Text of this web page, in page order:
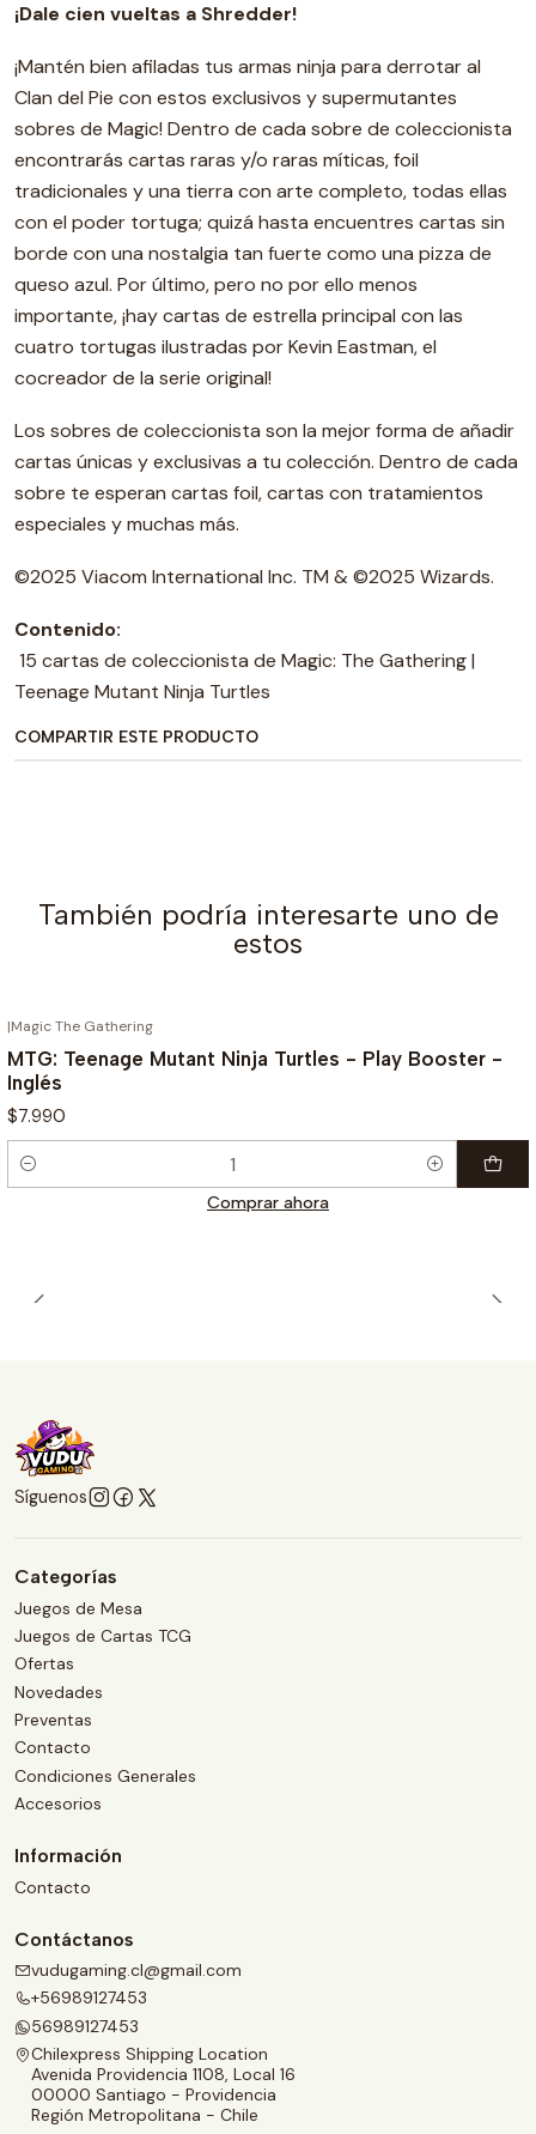
¡Dale cien vueltas a Shredder!
¡Mantén bien afiladas tus armas ninja para derrotar al
Clan del Pie con estos exclusivos y supermutantes
sobres de Magic! Dentro de cada sobre de coleccionista
encontrarás cartas raras y/o raras míticas, foil
tradicionales y una tierra con arte completo, todas ellas
con el poder tortuga; quizá hasta encuentres cartas sin
borde con una nostalgia tan fuerte como una pizza de
queso azul. Por último, pero no por ello menos
importante, ¡hay cartas de estrella principal con las
cuatro tortugas ilustradas por Kevin Eastman, el
cocreador de la serie original!
Los sobres de coleccionista son la mejor forma de añadir
cartas únicas y exclusivas a tu colección. Dentro de cada
sobre te esperan cartas foil, cartas con tratamientos
especiales y muchas más.
©2025 Viacom International Inc. TM & ©2025 Wizards.
Contenido:
15 cartas de coleccionista de Magic: The Gathering |
Teenage Mutant Ninja Turtles
COMPARTIR ESTE PRODUCTO
También podría interesarte uno de
estos
|Magic The Gathering
MTG: Teenage Mutant Ninja Turtles - Play Booster -
Inglés
$7.990
Cantidad
Comprar ahora
Síguenos
Categorías
Juegos de Mesa
Juegos de Cartas TCG
Ofertas
Novedades
Preventas
Contacto
Condiciones Generales
Accesorios
Información
Contacto
Contáctanos
vudugaming.cl@gmail.com
+56989127453
56989127453
Chilexpress Shipping Location
Avenida Providencia 1108, Local 16
00000 Santiago - Providencia
Región Metropolitana - Chile